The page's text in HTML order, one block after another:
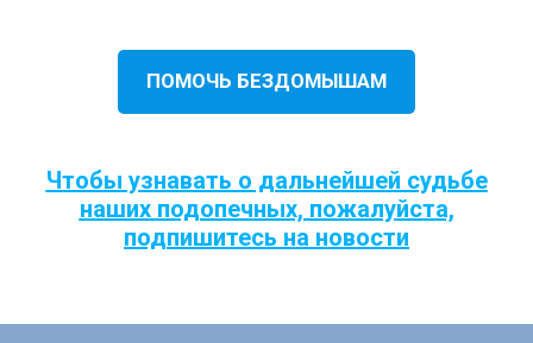
ПОМОЧЬ БЕЗДОМЫШАМ
Чтобы узнавать о дальнейшей судьбе
наших подопечных, пожалуйста,
подпишитесь на новости